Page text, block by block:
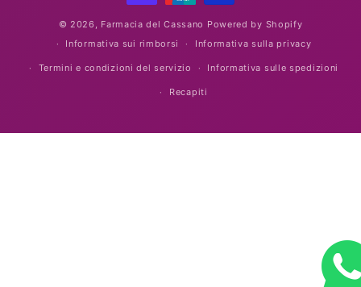
© 2026, Farmacia del Cassano Powered by Shopify
Informativa sui rimborsi
Informativa sulla privacy
Termini e condizioni del servizio Informativa sulle spedizioni
Recapiti